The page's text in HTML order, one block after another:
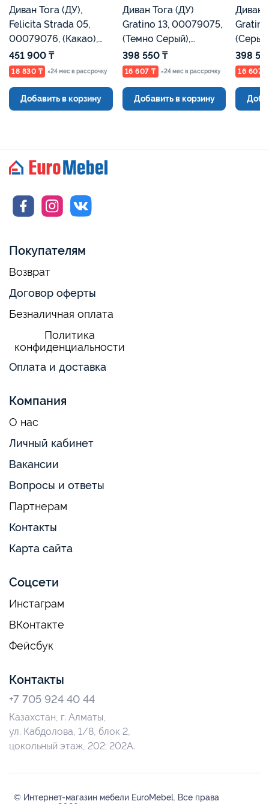
Диван Тога (ДУ),
Felicita Strada 05,
00079076, (Какао),
Евромебель
451 900 ₸
18 830 ₸ ×24 мес в рассрочку
Добавить в корзину
Диван Тога (ДУ)
Gratino 13, 00079075,
(Темно Серый),
Евромебель
398 550 ₸
16 607 ₸ ×24 мес в рассрочку
Добавить в корзину
Диван
398
16 607 ₸
Покупателям
Возврат
Договор оферты
Безналичная оплата
Политика
конфиденциальности
Оплата и доставка
Компания
О нас
Личный кабинет
Вакансии
Вопросы и ответы
Партнерам
Контакты
Карта сайта
Соцсети
Инстаграм
ВКонтакте
Фейсбук
Контакты
+7 705 924 40 44
Казахстан, г. Алматы,
ул. Кабдолова, 1/8, блок 2,
цокольный этаж, 202; 202А.
© Интернет-магазин мебели EuroMebel. Все права